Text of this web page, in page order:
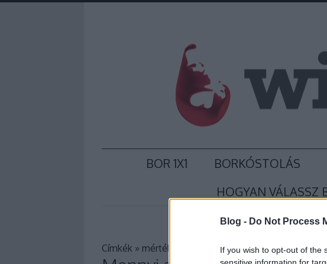
Blog - Do Not Process
If you wish to opt-out of the
sensitive information for
BOR 1X1 BORKÓSTOLÁS
HOGYAN VÁLASSZ
Címkék » mérték